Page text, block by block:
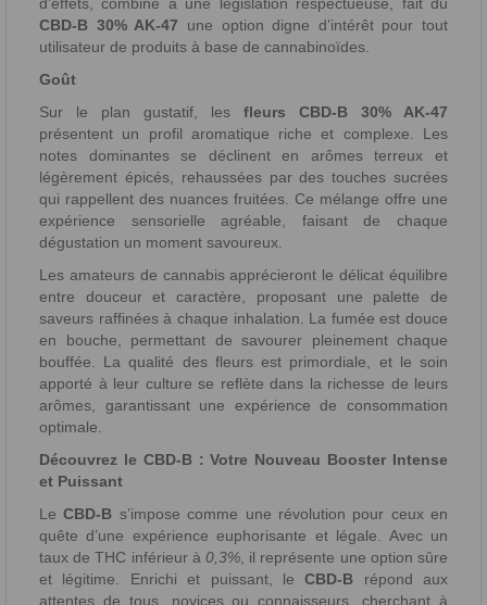
CBD-B 30% AK-47 une option digne d’intérêt pour tout
utilisateur de produits à base de cannabinoïdes.
Goût
Sur le plan gustatif, les fleurs CBD-B 30% AK-47
présentent un profil aromatique riche et complexe. Les
notes dominantes se déclinent en arômes terreux et
légèrement épicés, rehaussées par des touches sucrées
qui rappellent des nuances fruitées. Ce mélange offre une
expérience sensorielle agréable, faisant de chaque
dégustation un moment savoureux.
Les amateurs de cannabis apprécieront le délicat équilibre
entre douceur et caractère, proposant une palette de
saveurs raffinées à chaque inhalation. La fumée est douce
en bouche, permettant de savourer pleinement chaque
bouffée. La qualité des fleurs est primordiale, et le soin
apporté à leur culture se reflète dans la richesse de leurs
arômes, garantissant une expérience de consommation
optimale.
Découvrez le CBD-B : Votre Nouveau Booster Intense
et Puissant
LeCBD-B s’impose comme une révolution pour ceux en
quête d’une expérience euphorisante et légale. Avec un
taux de THC inférieur à 0,3% , il représente une option sûre
et légitime. Enrichi et puissant, leCBD-B répond aux
attentes de tous, novices ou connaisseurs, cherchant à